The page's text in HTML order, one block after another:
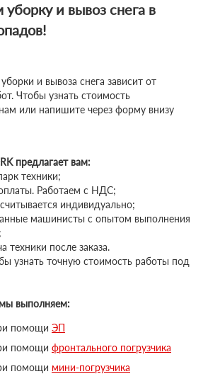
уборку и вывоз снега в
и вывоза снега зависит от
Чтобы узнать стоимость
или напишите через форму внизу
предлагает вам:
техники;
Работаем с НДС;
индивидуально;
машинисты с опытом выполнения
техники после заказа.
узнать точную стоимость работы под
выполняем:
помощи ЭП
помощи фронтального погрузчика
помощи мини-погрузчика